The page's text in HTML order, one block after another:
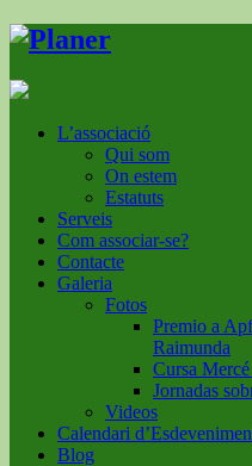
L’associació
Qui som
On estem
Estatuts
Serveis
Com associar-se?
Contacte
Galeria
Fotos
Premio a
Raimunda
Cursa
Jornadas
Videos
Calendari
Blog